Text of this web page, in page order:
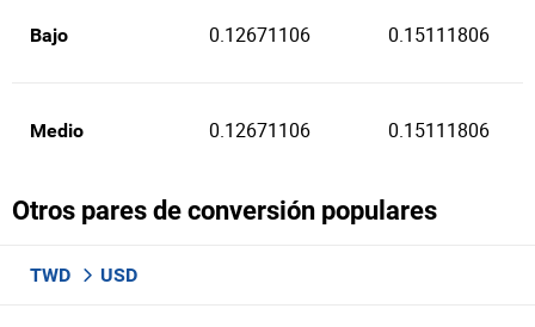
Bajo 0.12671106 0.15111806
Medio 0.12671106 0.15111806
Otros pares de conversión populares
TWD USD